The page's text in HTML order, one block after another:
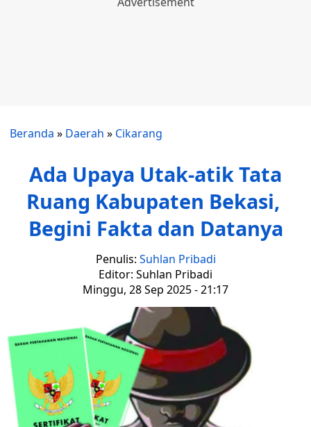
Beranda » Daerah » Cikarang
Ada Upaya Utak-atik Tata
Ruang Kabupaten Bekasi,
Begini Fakta dan Datanya
Penulis: Suhlan Pribadi
Editor: Suhlan Pribadi
Minggu, 28 Sep 2025 - 21:17